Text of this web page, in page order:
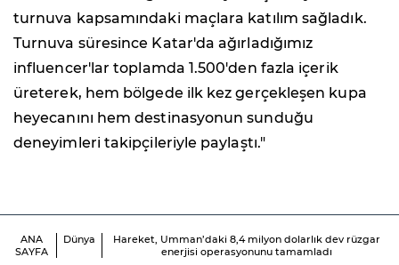
turnuva kapsamındaki maçlara katılım sağladık.
Turnuva süresince Katar'da ağırladığımız
influencer'lar toplamda 1.500'den fazla içerik
üreterek, hem bölgede ilk kez gerçekleşen kupa
heyecanını hem destinasyonun sunduğu
deneyimleri takipçileriyle paylaştı."
ANA
SAYFA
Dünya
Hareket, Umman’daki 8,4 milyon dolarlık dev rüzgar
enerjisi operasyonunu tamamladı